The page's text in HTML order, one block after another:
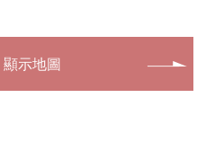
顯示地圖